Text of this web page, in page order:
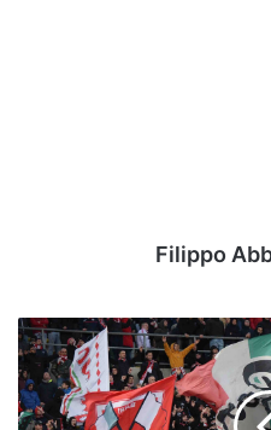
Filippo
Verso
Avellino-
Bari
-